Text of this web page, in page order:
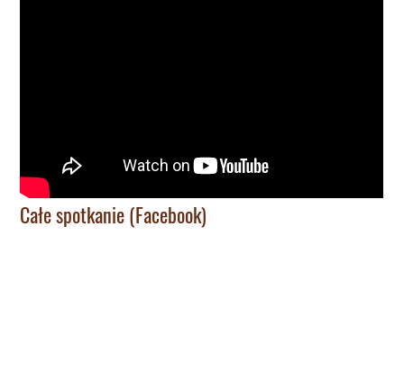
Całe spotkanie (Facebook)